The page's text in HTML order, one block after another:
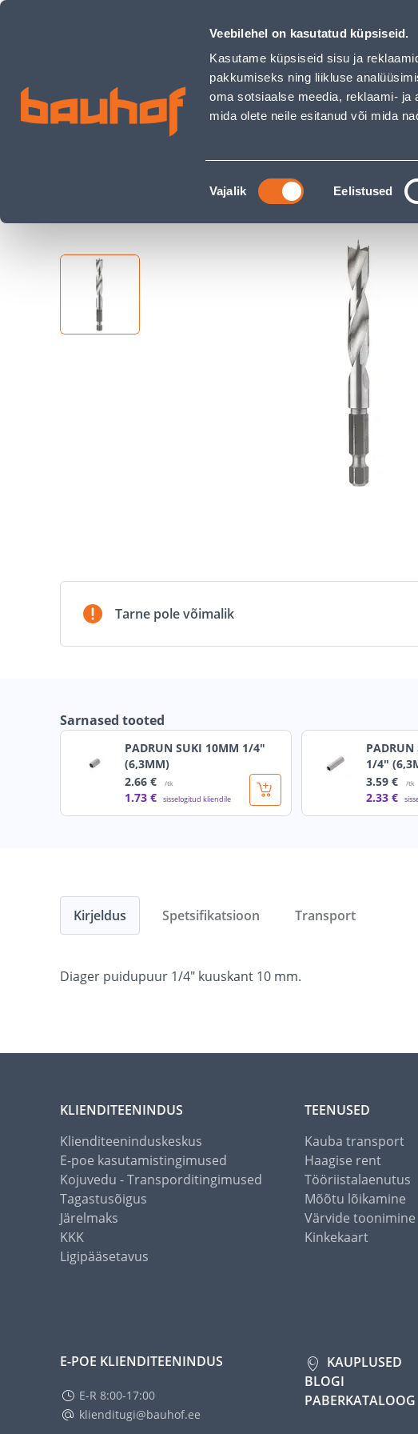
Veebilehel on kasutatud küpsiseid.
Kasutame küpsiseid sisu ja
pakkumiseks ning liikluse
oma sotsiaalse meedia, reklaami- ja
mida olete neile esitanud või mida
Nõusoleku
valik
Vajalik Eelistused
PUIDUPUUR DIAGER 1/4&quot; KUUSKANT 10MM - Bauhof has loaded
TOOTED
Elektritööriistad ja rauakaubad
Tarne pole võimalik
Sarnased tooted
PADRUN SUKI 10MM 1/4"
(6,3MM)
2.66 € /tk
1.73 € sisselogitud kliendile
1/4"
3.59 € /tk
2.33 €
Kirjeldus
Diager puidupuur 1/4" kuuskant 10 mm.
Spetsifikatsioon Transport
KLIENDITEENINDUS
Klienditeeninduskeskus
E-poe kasutamistingimused
Kojuvedu - Transporditingimused
Tagastusõigus
Järelmaks
KKK
Ligipääsetavus
TEENUSED
Kauba transport
Haagise rent
Tööriistalaenutus
Mõõtu lõikamine
Värvide toonimine
Kinkekaart
E-POE KLIENDITEENINDUS
E-R 8:00-17:00
klienditugi@bauhof.ee
KAUPLUSED
BLOGI
PABERKATALOOG